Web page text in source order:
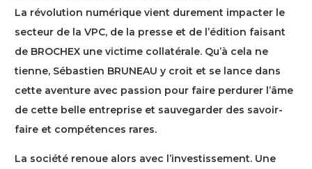
La révolution numérique vient durement impacter le
secteur de la VPC, de la presse et de l’édition faisant
de BROCHEX une victime collatérale. Qu’à cela ne
tienne, Sébastien BRUNEAU y croit et se lance dans
cette aventure avec passion pour faire perdurer l’âme
de cette belle entreprise et sauvegarder des savoir-
faire et compétences rares.
La société renoue alors avec l’investissement. Une